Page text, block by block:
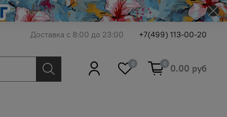
Доставка с 8:00 до 23:00 +7(499) 113-00-20
0 0 0.00 руб